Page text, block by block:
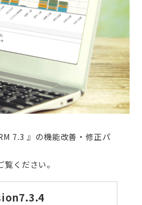
7.3 』の機能改善・修正パ
ください。